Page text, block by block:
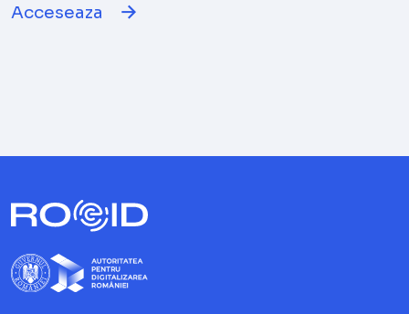
Acceseaza